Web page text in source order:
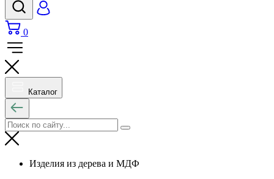
0
Каталог
Изделия из дерева и МДФ